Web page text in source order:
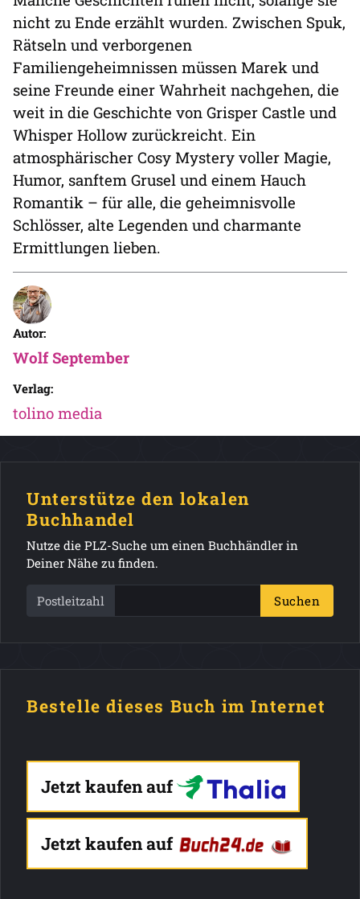
nicht zu Ende erzählt wurden. Zwischen Spuk,
Rätseln und verborgenen
Familiengeheimnissen müssen Marek und
seine Freunde einer Wahrheit nachgehen, die
weit in die Geschichte von Grisper Castle und
Whisper Hollow zurückreicht. Ein
atmosphärischer Cosy Mystery voller Magie,
Humor, sanftem Grusel und einem Hauch
Romantik – für alle, die geheimnisvolle
Schlösser, alte Legenden und charmante
Ermittlungen lieben.
Autor:
Wolf September
Verlag:
tolino media
Unterstütze den lokalen
Buchhandel
Nutze die PLZ-Suche um einen Buchhändler in
Deiner Nähe zu finden.
Postleitzahl Suchen
Bestelle dieses Buch im Internet
Jetzt kaufen auf
Jetzt kaufen auf